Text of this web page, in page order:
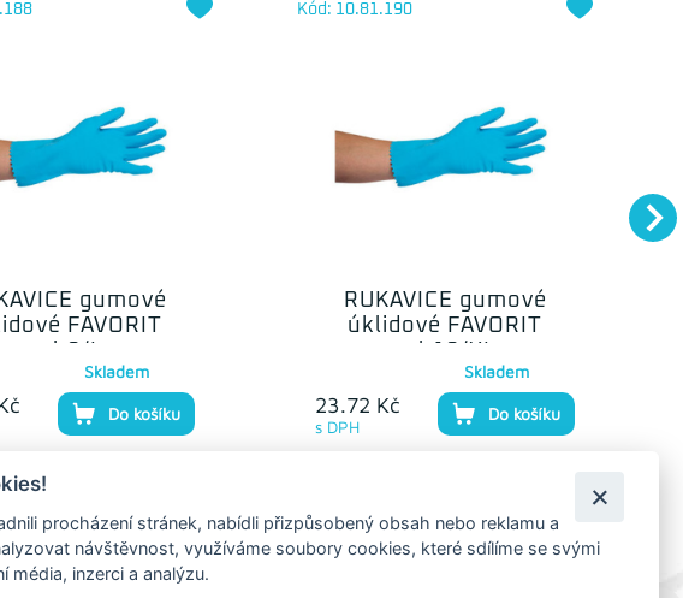
gumové
FAVORIT
Skladem
Do košíku
RUKAVICE gumové
úklidové FAVORIT
Kód: 10.81.190
23.72 Kč
s DPH
Skladem
Do košíku
procházení stránek, nabídli přizpůsobený obsah nebo reklamu a
návštěvnost, využíváme soubory cookies, které sdílíme se svými
média, inzerci a analýzu.